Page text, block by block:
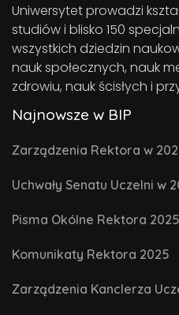
Uniwersytet prowadzi
studiów i blisko 150
wszystkich dziedzin
nauk społecznych, nauk
zdrowiu, nauk ścisłych i
Najnowsze w BIP
Zarządzenia Rektora w
Uchwały Senatu Uczelni w
Pisma Okólne Rektora 2025
Komunikaty Rektora 2025
Zarządzenia Kanclerza